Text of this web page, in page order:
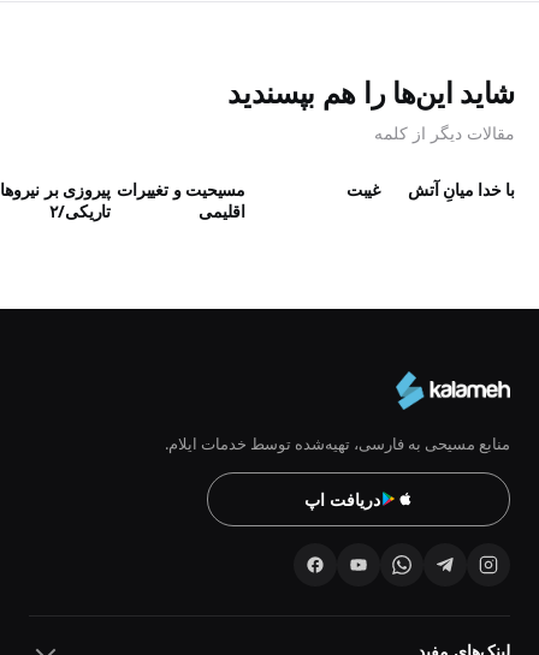
شاید این‌ها را هم بپسندید
مقالات دیگر از کلمه
با خدا میانِ آتش غیبت
مسیحیت و تغییرات
اقلیمی
پیروزی بر
تاریکی/۲
منابع مسیحی به فارسی، تهیه‌شده توسط خدمات ایلام.
دریافت اپ
لینک‌های مفید